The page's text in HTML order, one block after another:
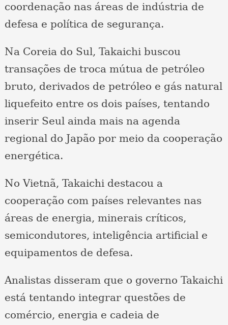
coordenação nas áreas de indústria de
defesa e política de segurança.
Na Coreia do Sul, Takaichi buscou
transações de troca mútua de petróleo
bruto, derivados de petróleo e gás natural
liquefeito entre os dois países, tentando
inserir Seul ainda mais na agenda
regional do Japão por meio da cooperação
energética.
No Vietnã, Takaichi destacou a
cooperação com países relevantes nas
áreas de energia, minerais críticos,
semicondutores, inteligência artificial e
equipamentos de defesa.
Analistas disseram que o governo Takaichi
está tentando integrar questões de
comércio, energia e cadeia de